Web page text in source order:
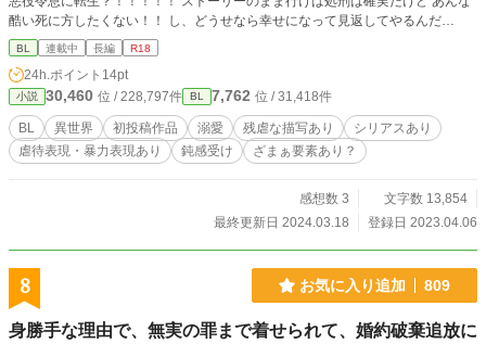
酷い死に方したくない！！ し、どうせなら幸せになって見返してやるんだ
っ！！！ ※この作品は初投稿なので至らない点も多いと思いますがよろしくお
願いします！ ※更新は不定期になると思いますがご了承ください エロシーンが
入るものには※をつけています。苦手だよっていう方はお気をつけください！
BL 連載中 長編 R18
24h.ポイント 14pt
小説 30,460 位 / 228,797件 BL 7,762 位 / 31,418件
BL 異世界 初投稿作品 溺愛 残虐な描写あり
シリアスあり
虐待表現・暴力表現あり
鈍感受け ざまぁ要素あり？
感想数 3
文字数 13,854
最終更新日 2024.03.18
登録日 2023.04.06
8 お気に入り追加 809
身勝手な理由で、無実の罪まで着せられて、婚約破棄追放に